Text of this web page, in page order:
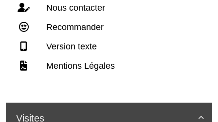
Nous contacter
Recommander
Version texte
Mentions Légales

Visites